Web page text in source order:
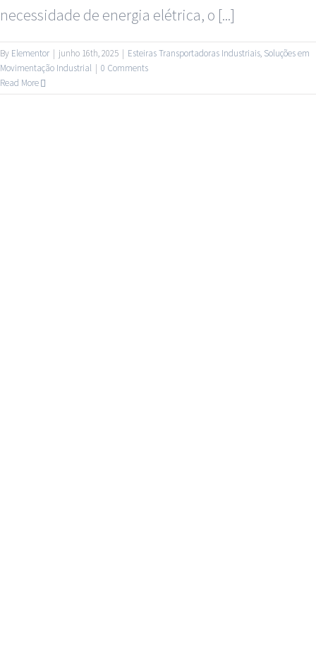
necessidade de energia elétrica, o [...]
By Elementor | junho 16th, 2025 | Esteiras Transportadoras Industriais, Soluções em
Movimentação Industrial | 0 Comments
Read More